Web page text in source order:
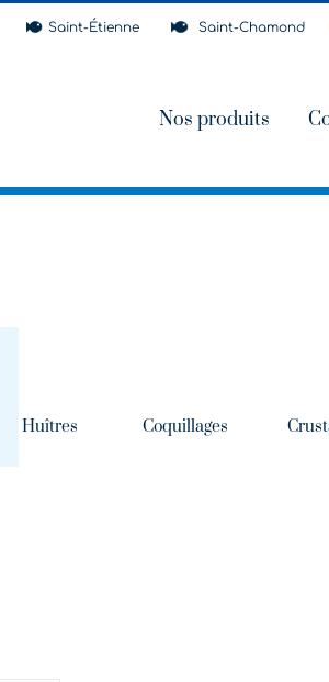
Saint-Étienne Saint-Chamond
Nos produits
Huîtres Coquillages